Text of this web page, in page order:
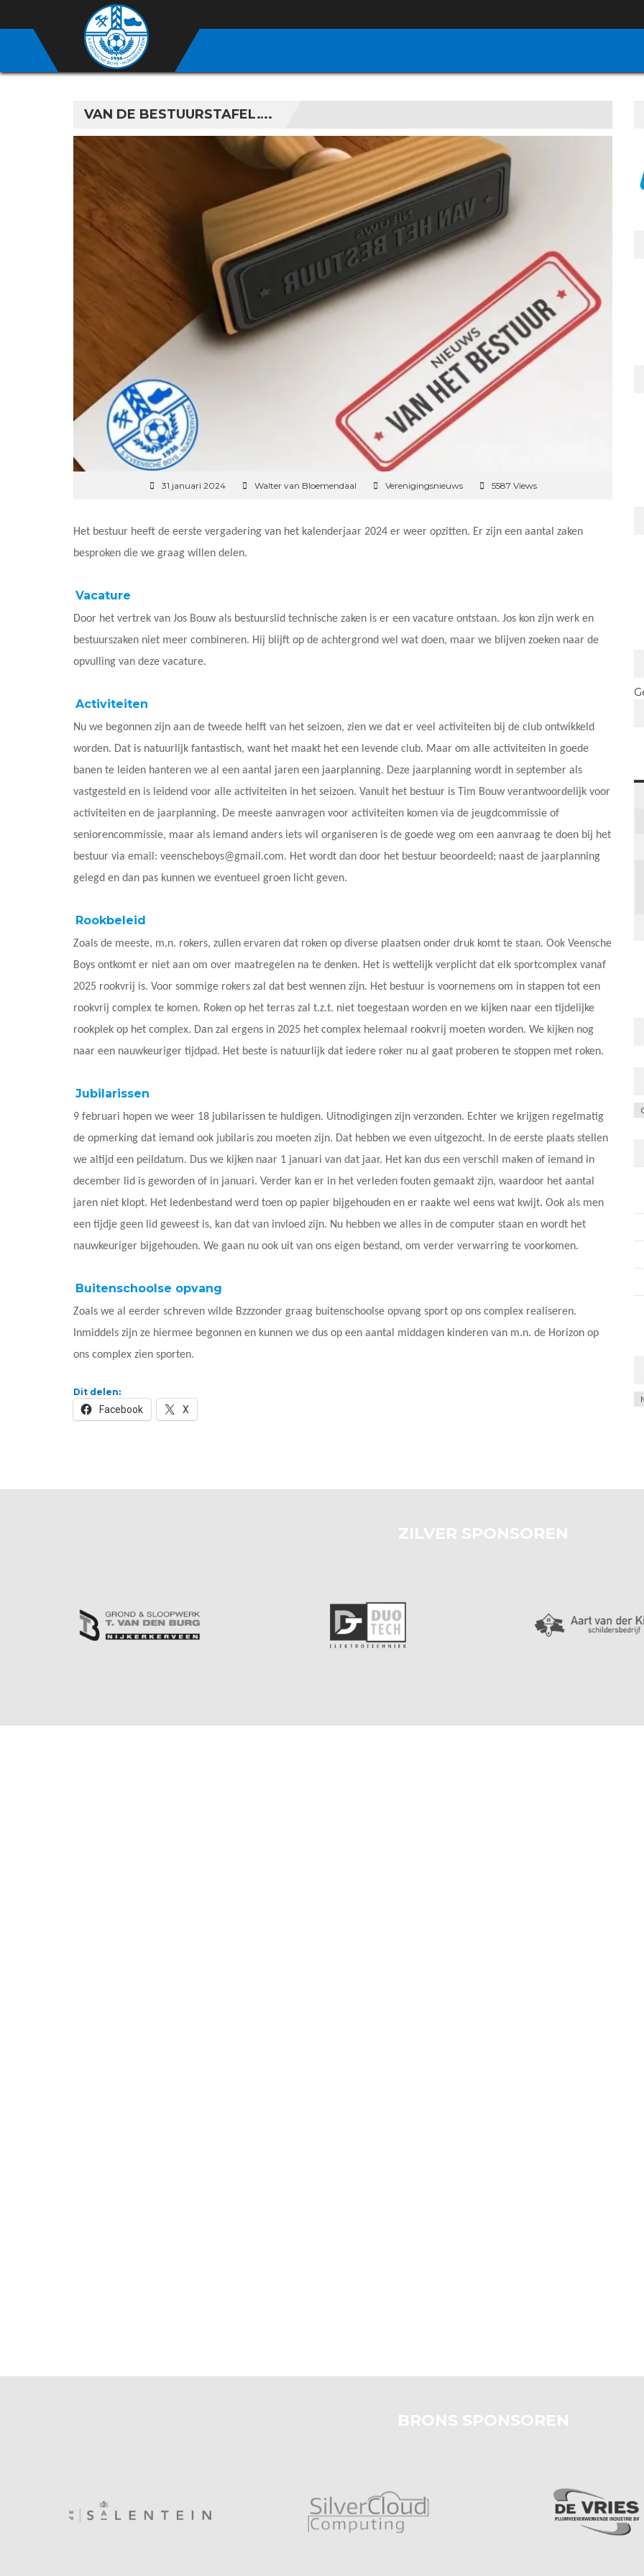
VAN DE BESTUURSTAFEL….
31 januari 2024 Walter van Bloemendaal Verenigingsnieuws 5587 Views
Het bestuur heeft de eerste vergadering van het kalenderjaar 2024 er weer opzitten. Er zijn een aantal zaken
besproken die we graag willen delen.
Vacature
Door het vertrek van Jos Bouw als bestuurslid technische zaken is er een vacature ontstaan. Jos kon zijn werk en
bestuurszaken niet meer combineren. Hij blijft op de achtergrond wel wat doen, maar we blijven zoeken naar de
opvulling van deze vacature.
Activiteiten
Nu we begonnen zijn aan de tweede helft van het seizoen, zien we dat er veel activiteiten bij de club ontwikkeld
worden. Dat is natuurlijk fantastisch, want het maakt het een levende club. Maar om alle activiteiten in goede
banen te leiden hanteren we al een aantal jaren een jaarplanning. Deze jaarplanning wordt in september als
vastgesteld en is leidend voor alle activiteiten in het seizoen. Vanuit het bestuur is Tim Bouw verantwoordelijk voor
activiteiten en de jaarplanning. De meeste aanvragen voor activiteiten komen via de jeugdcommissie of
seniorencommissie, maar als iemand anders iets wil organiseren is de goede weg om een aanvraag te doen bij het
bestuur via email: veenscheboys@gmail.com. Het wordt dan door het bestuur beoordeeld; naast de jaarplanning
gelegd en dan pas kunnen we eventueel groen licht geven.
Rookbeleid
Zoals de meeste, m.n. rokers, zullen ervaren dat roken op diverse plaatsen onder druk komt te staan. Ook Veensche
Boys ontkomt er niet aan om over maatregelen na te denken. Het is wettelijk verplicht dat elk sportcomplex vanaf
2025 rookvrij is. Voor sommige rokers zal dat best wennen zijn. Het bestuur is voornemens om in stappen tot een
rookvrij complex te komen. Roken op het terras zal t.z.t. niet toegestaan worden en we kijken naar een tijdelijke
rookplek op het complex. Dan zal ergens in 2025 het complex helemaal rookvrij moeten worden. We kijken nog
naar een nauwkeuriger tijdpad. Het beste is natuurlijk dat iedere roker nu al gaat proberen te stoppen met roken.
Jubilarissen
9 februari hopen we weer 18 jubilarissen te huldigen. Uitnodigingen zijn verzonden. Echter we krijgen regelmatig
de opmerking dat iemand ook jubilaris zou moeten zijn. Dat hebben we even uitgezocht. In de eerste plaats stellen
we altijd een peildatum. Dus we kijken naar 1 januari van dat jaar. Het kan dus een verschil maken of iemand in
december lid is geworden of in januari. Verder kan er in het verleden fouten gemaakt zijn, waardoor het aantal
jaren niet klopt. Het ledenbestand werd toen op papier bijgehouden en er raakte wel eens wat kwijt. Ook als men
een tijdje geen lid geweest is, kan dat van invloed zijn. Nu hebben we alles in de computer staan en wordt het
nauwkeuriger bijgehouden. We gaan nu ook uit van ons eigen bestand, om verder verwarring te voorkomen.
Buitenschoolse opvang
Zoals we al eerder schreven wilde Bzzzonder graag buitenschoolse opvang sport op ons complex realiseren.
Inmiddels zijn ze hiermee begonnen en kunnen we dus op een aantal middagen kinderen van m.n. de Horizon op
ons complex zien sporten.
Dit delen:
Facebook X
ZILVER SPONSOREN
BRONS SPONSOREN